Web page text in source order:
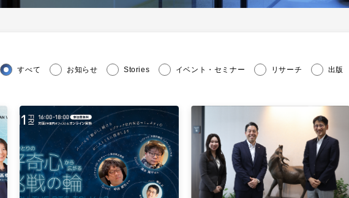
すべて お知らせ Stories イベント・セミナー リサーチ 出版